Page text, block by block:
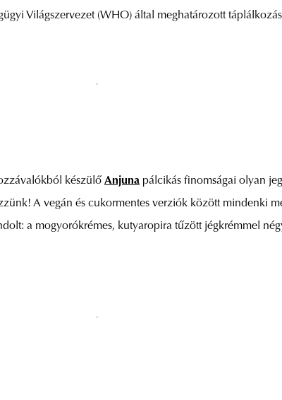
Világszervezet (WHO) által meghatározott
készülő Anjuna pálcikás finomságai olyan
A vegán és cukormentes verziók között mindenki
a mogyorókrémes, kutyaropira tűzött jégkrémmel